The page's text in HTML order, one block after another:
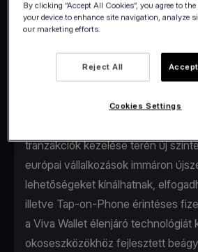
Αthén, április 24.- A Viva Wallet
megoldások vezető globális
tranzakciók kezelése terén új
európai vállalkozások immáron
lehetőségeket kínálhatnak,
illetve Tap-on-Phone érintéses
a Viva Wallet élenjáró technológiát
okoseszközökhöz fejlesztett
By clicking “Accept All Cookies”, you agree to
your device to enhance site navigation, analyze
our marketing efforts.
Reject All
Cookies Settings